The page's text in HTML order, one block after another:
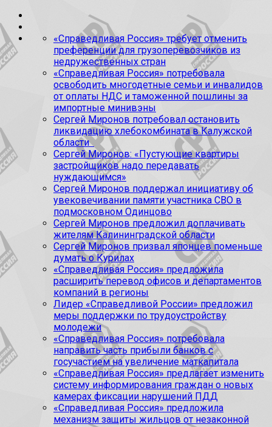
«Справедливая Россия» требует отменить
преференции для грузоперевозчиков из
недружественных стран
«Справедливая Россия» потребовала
освободить многодетные семьи и инвалидов
от оплаты НДС и таможенной пошлины за
импортные минивэны
Сергей Миронов потребовал остановить
ликвидацию хлебокомбината в Калужской
области
Сергей Миронов: «Пустующие квартиры
застройщиков надо передавать
нуждающимся»
Сергей Миронов поддержал инициативу об
увековечивании памяти участника СВО в
подмосковном Одинцово
Сергей Миронов предложил доплачивать
жителям Калининградской области
Сергей Миронов призвал японцев поменьше
думать о Курилах
«Справедливая Россия» предложила
расширить перевод офисов и департаментов
компаний в регионы
Лидер «Справедливой России» предложил
меры поддержки по трудоустройству
молодежи
«Справедливая Россия» потребовала
направить часть прибыли банков с
госучастием на увеличение маткапитала
«Справедливая Россия» предлагает изменить
систему информирования граждан о новых
камерах фиксации нарушений ПДД
«Справедливая Россия» предложила
механизм защиты жильцов от незаконной